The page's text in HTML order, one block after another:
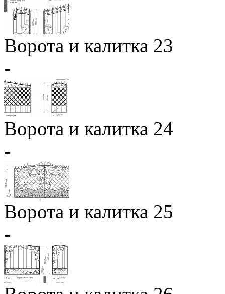
Ворота и калитка 23
-
Ворота и калитка 24
-
Ворота и калитка 25
-